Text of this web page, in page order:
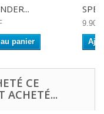
panier
9.90
CE
ACHETÉ...